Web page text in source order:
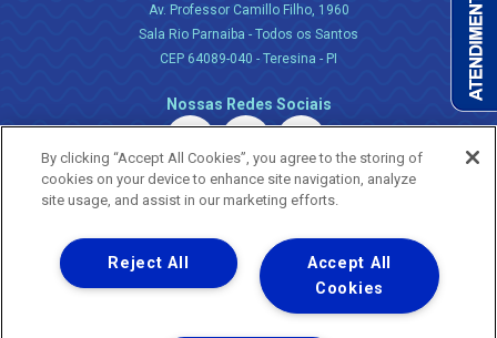
Av. Professor Camillo Filho, 1960
Sala Rio Parnaiba - Todos os Santos
CEP 64089-040 - Teresina - PI
Nossas Redes Sociais
Uma empresa
Copyright ® 2026 - Todos os Direitos Reservados.
Nossa natureza movimenta a vida
By clicking “Accept All Cookies”, you agree to the storing of
cookies on your device to enhance site navigation, analyze
site usage, and assist in our marketing efforts.
Accept All
Cookies
Reject All